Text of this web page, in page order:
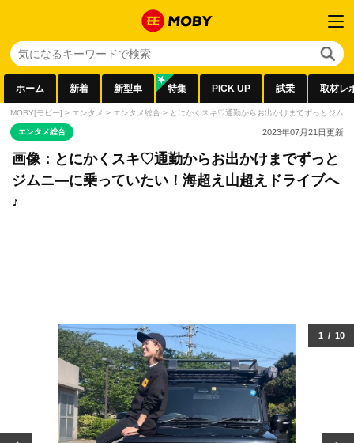
ホーム 新着 新型車 特集 PICK UP 試乗 取材レ
MOBY[モビー] > エンタメ > エンタメ総合 > とにかくスキ♡通勤からお出かけまでずっとジム
エンタメ総合 2023年07月21日更新
画像：とにかくスキ♡通勤からお出かけまでずっと
ジムニ―に乗っていたい！海超え山超えドライブへ
♪
1 / 10